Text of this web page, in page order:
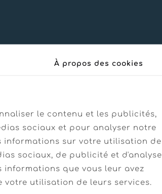
À propos des cookies
le contenu et les publicités,
sociaux et pour analyser notre
informations sur votre utilisation de
sociaux, de publicité et d'analyse
informations que vous leur avez
utilisation de leurs services.